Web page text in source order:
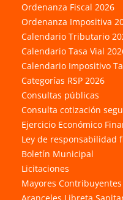
Ordenanza Fiscal 2026
Ordenanza Impositiva
Calendario Tributario
Calendario Tasa Vial
Calendario Impositivo
Categorías RSP 2026
Consultas públicas
Consulta cotización
Ejercicio Económico
Ley de responsabilidad
Boletín Municipal
Licitaciones
Mayores
Aranceles Libreta